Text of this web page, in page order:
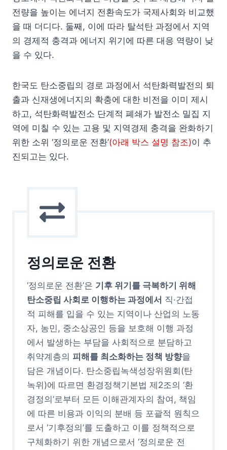
전량을 높이는 에너지 전환속도가 국제사회와 비교했
을 때 더디다. 둘째, 이에 따라 탈석탄 과정에서 지역
의 경제적 충격과 에너지 위기에 따른 대응 역량이 낮
을 수 있다.
한국도 탄소중립의 경로 과정에서 석탄화력발전의 퇴
출과 신재생에너지의 확충에 대한 비전을 이미 제시
하고, 석탄화력발전소 단계적 폐쇄가 발전소 밀집 지
역에 미칠 수 있는 고용 및 지역경제 충격을 완화하기
위한 소위 ‘정의로운 전환’(아래 박스 설명 참조)이 추
진되고는 있다.
정의로운 전환
‘정의로운 전환’은 기후 위기를 극복하기 위해
탄소중립 사회로 이행하는 과정에서 직·간접
적 피해를 입을 수 있는 지역이나 산업의 노동
자, 농민, 중소상공인 등을 보호해 이행 과정
에서 발생하는 부담을 사회적으로 분담하고
취약계층의 피해를 최소화하는 정책 방향을
담은 개념이다. 탄소중립녹색성장위원회(탄
녹위)에 따르면 환경정책기본법 제2조의 ‘환
경정의’로부터 모든 이해관계자의 참여, 책임
에 따른 비용과 이익의 분배 등 포괄적 원칙으
로서 ‘기후정의’를 도출하고 이를 정책적으로
구체화하기 위한 개념으로서 ‘정의로운 전